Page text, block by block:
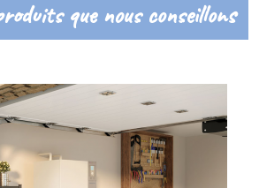
que nous conseillons